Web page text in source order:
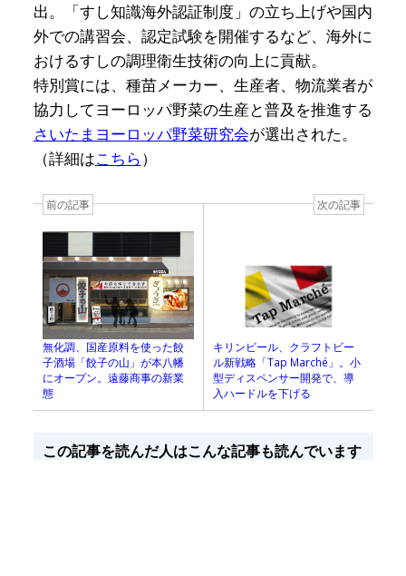
出。「すし知識海外認証制度」の立ち上げや国内
外での講習会、認定試験を開催するなど、海外に
おけるすしの調理衛生技術の向上に貢献。
特別賞には、種苗メーカー、生産者、物流業者が
協力してヨーロッパ野菜の生産と普及を推進する
さいたまヨーロッパ野菜研究会が選出された。
（詳細はこちら）
前の記事
無化調、国産原料を使った餃
子酒場「餃子の山」が本八幡
にオープン。遠藤商事の新業
態
次の記事
キリンビール、クラフトビー
ル新戦略「Tap Marché」。小
型ディスペンサー開発で、導
入ハードルを下げる
この記事を読んだ人はこんな記事も読んでいます